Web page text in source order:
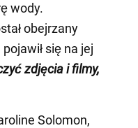
wody.
obejrzany
się na jej
zdjęcia i filmy,
Solomon,